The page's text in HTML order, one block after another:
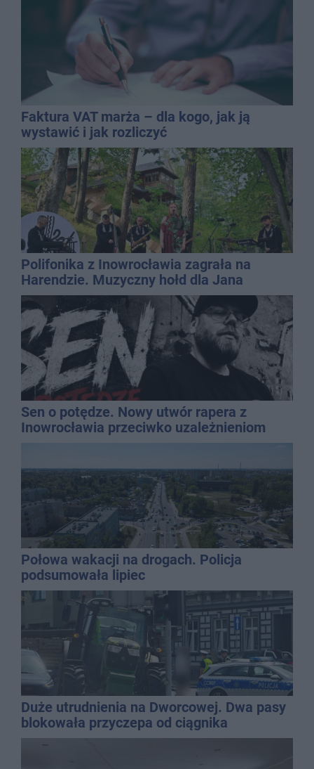
Faktura VAT marża – dla kogo, jak ją
wystawić i jak rozliczyć
Polifonika z Inowrocławia zagrała na
Harendzie. Muzyczny hołd dla Jana
Kasprowicza
Sen o potędze. Nowy utwór rapera z
Inowrocławia przeciwko uzależnieniom
Połowa wakacji na drogach. Policja
podsumowała lipiec
Duże utrudnienia na Dworcowej. Dwa pasy
blokowała przyczepa od ciągnika